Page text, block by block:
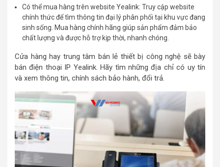
Có thể mua hàng trên website Yealink: Truy cập website
chính thức để tìm thông tin đại lý phân phối tại khu vực đang
sinh sống. Mua hàng chính hãng giúp sản phẩm đảm bảo
chất lượng và được hỗ trợ kịp thời, nhanh chóng.
Cửa hàng hay trung tâm bán lẻ thiết bị công nghệ sẽ bày
bán điện thoại IP Yealink. Hãy tìm những địa chỉ có uy tín
và xem thông tin, chính sách bảo hành, đổi trả.